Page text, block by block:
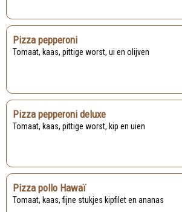
Pizza pepperoni
Tomaat, kaas, pittige worst, ui en olijven
Pizza pepperoni deluxe
Tomaat, kaas, pittige worst, kip en uien
Pizza pollo Hawaï
Tomaat, kaas, fijne stukjes kipfilet en ananas